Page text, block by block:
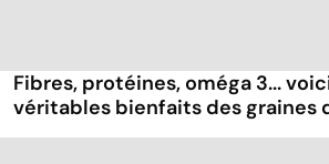
Fibres, protéines, oméga 3...
véritables bienfaits des graines